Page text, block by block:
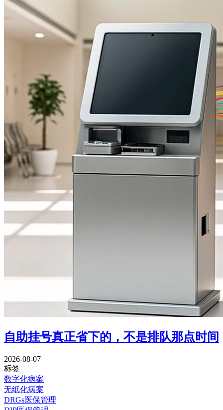
自助挂号真正省下的，不是排队那点时间
2026-08-07
标签
数字化病案
无纸化病案
DRGs医保管理